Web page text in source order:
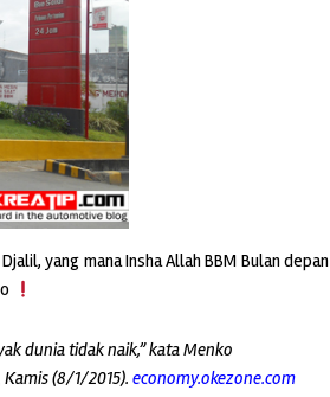
yang mana Insha Allah BBM Bulan depan
dunia tidak naik,” kata Menko
(8/1/2015). economy.okezone.com